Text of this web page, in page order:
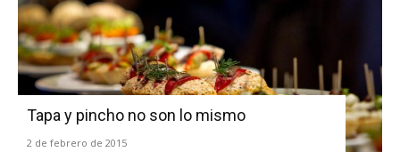
Tapa y pincho no son lo mismo
2 de febrero de 2015